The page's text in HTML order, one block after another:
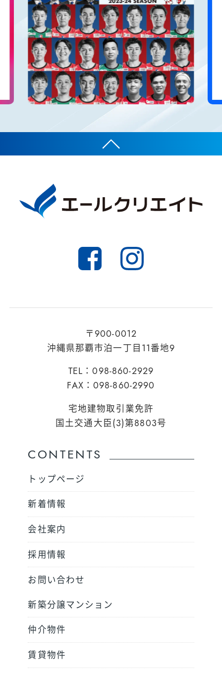
〒900-0012
沖縄県那覇市泊一丁目11番地9
TEL：098-860-2929
FAX：098-860-2990
宅地建物取引業免許
国土交通大臣(3)第8803号
CONTENTS
トップページ
新着情報
会社案内
採用情報
お問い合わせ
新築分譲マンション
仲介物件
賃貸物件